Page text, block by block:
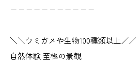
ーーーーーーーーーーー
＼＼ウミガメや生物100種類以上／／
自然体験 至極の景観